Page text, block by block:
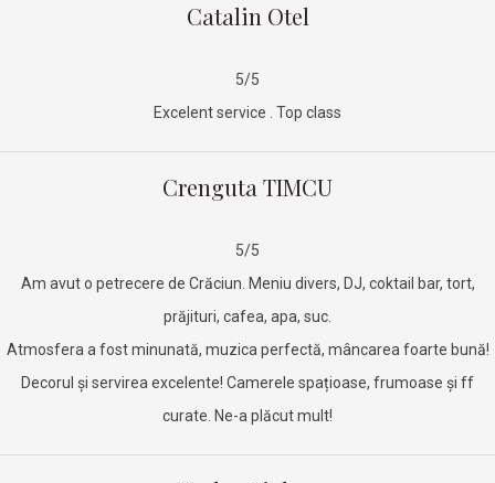
Catalin Otel
5/5
Excelent service . Top class
Crenguta TIMCU
5/5
Am avut o petrecere de Crăciun. Meniu divers, DJ, coktail bar, tort,
prăjituri, cafea, apa, suc.
Atmosfera a fost minunată, muzica perfectă, mâncarea foarte bună!
Decorul și servirea excelente! Camerele spațioase, frumoase și ff
curate. Ne-a plăcut mult!